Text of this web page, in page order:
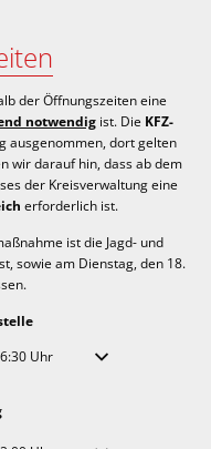
der Öffnungszeiten eine
notwendigist. Die KFZ-
ausgenommen, dort gelten
wir darauf hin, dass ab dem
der Kreisverwaltung eine
erforderlich ist.
ist die Jagd- und
sowie am Dienstag, den 18.
Schließzeiten auszublenden
Uhr Von 07:30 bis 16:30